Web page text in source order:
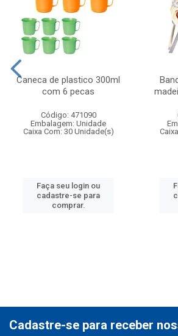
Caneca de plastico 300ml
com 6 pecas
Código: 471090
Embalagem: Unidade
Caixa Com: 30 Unidade(s)
Faça seu login ou
cadastre-se para
comprar.
Cadastre-se para receber